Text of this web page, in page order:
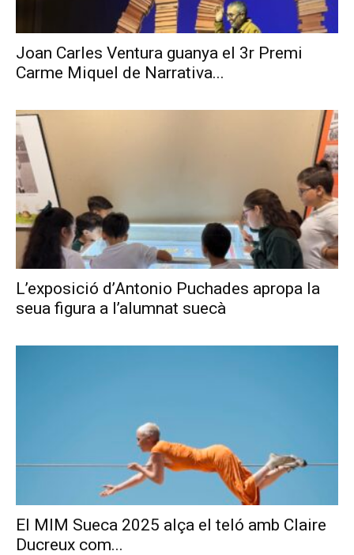
Joan Carles Ventura guanya el 3r Premi
Carme Miquel de Narrativa...
L’exposició d’Antonio Puchades apropa la
seua figura a l’alumnat suecà
El MIM Sueca 2025 alça el teló amb Claire
Ducreux com...